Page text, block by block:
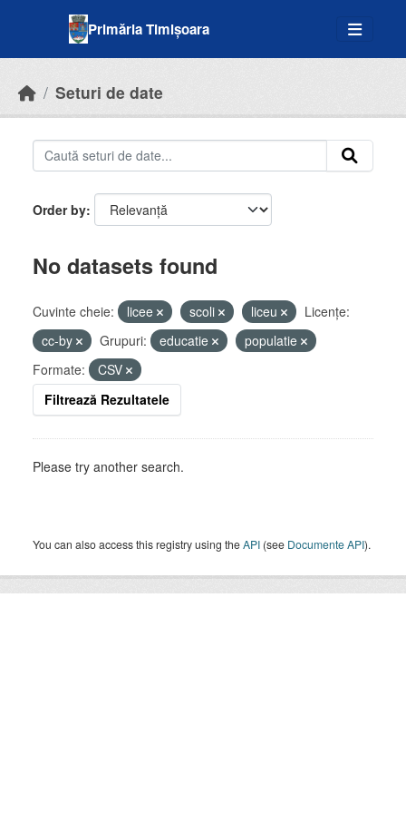
Primăria Timișoara
Seturi de date
Order by
No datasets found
Cuvinte cheie: licee scoli liceu
Licenţe:
cc-by
Grupuri: educatie
populatie
Formate:
CSV
Filtrează Rezultatele
Please try another search.
You can also access this registry using theAPI (see Documente API).